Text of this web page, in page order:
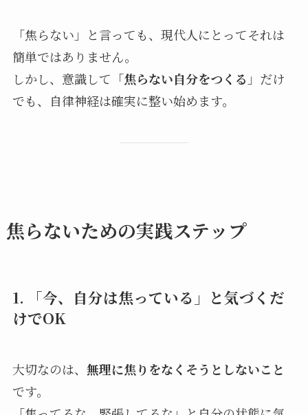
「焦らない」と言っても、現代人にとってそれは
簡単ではありません。
しかし、意識して「焦らない自分をつくる 」だけ
でも、自律神経は確実に整い始めます。
焦らないための実践ステップ
1. 「今、自分は焦っている」と気づくだ
けでOK
大切なのは、 無理に焦りをなくそうとしないこと
です。